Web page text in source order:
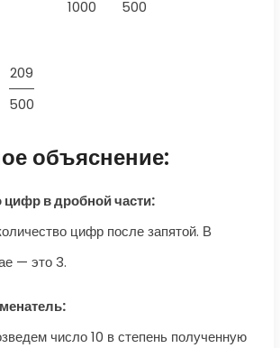
1000
500
209
500
объяснение:
цифр в дробной части:
цифр после запятой. В
— это 3.
число 10 в степень полученную